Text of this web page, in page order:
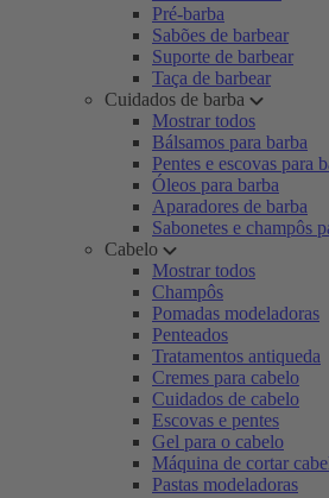
Pré-barba
Sabões de barbear
Suporte de barbear
Taça de barbear
Cuidados de barba
Mostrar todos
Bálsamos para barba
Pentes e escovas para
Óleos para barba
Aparadores de barba
Sabonetes e champôs
Cabelo
Mostrar todos
Champôs
Pomadas modeladoras
Penteados
Tratamentos antiqueda
Cremes para cabelo
Cuidados de cabelo
Escovas e pentes
Gel para o cabelo
Máquina de cortar
Pastas modeladoras